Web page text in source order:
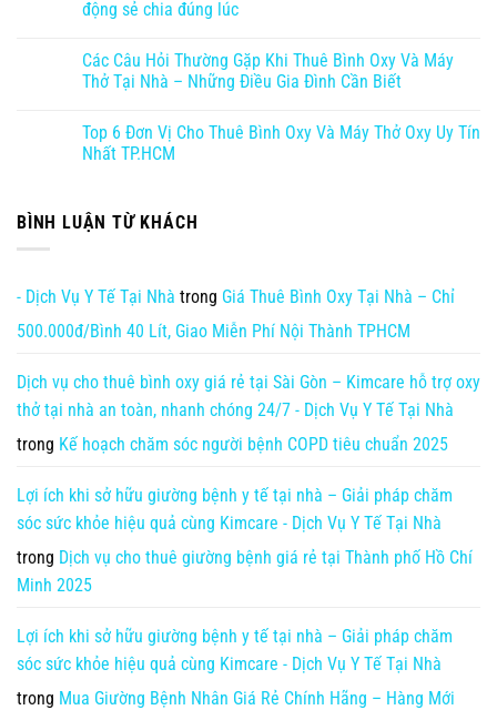
động sẻ chia đúng lúc
Các Câu Hỏi Thường Gặp Khi Thuê Bình Oxy Và Máy
Thở Tại Nhà – Những Điều Gia Đình Cần Biết
Top 6 Đơn Vị Cho Thuê Bình Oxy Và Máy Thở Oxy Uy Tín
Nhất TP.HCM
BÌNH LUẬN TỪ KHÁCH
- Dịch Vụ Y Tế Tại Nhà trong Giá Thuê Bình Oxy Tại Nhà – Chỉ
500.000đ/Bình 40 Lít, Giao Miễn Phí Nội Thành TPHCM
Dịch vụ cho thuê bình oxy giá rẻ tại Sài Gòn – Kimcare hỗ trợ oxy
thở tại nhà an toàn, nhanh chóng 24/7 - Dịch Vụ Y Tế Tại Nhà
trong Kế hoạch chăm sóc người bệnh COPD tiêu chuẩn 2025
Lợi ích khi sở hữu giường bệnh y tế tại nhà – Giải pháp chăm
sóc sức khỏe hiệu quả cùng Kimcare - Dịch Vụ Y Tế Tại Nhà
trong Dịch vụ cho thuê giường bệnh giá rẻ tại Thành phố Hồ Chí
Minh 2025
Lợi ích khi sở hữu giường bệnh y tế tại nhà – Giải pháp chăm
sóc sức khỏe hiệu quả cùng Kimcare - Dịch Vụ Y Tế Tại Nhà
trong Mua Giường Bệnh Nhân Giá Rẻ Chính Hãng – Hàng Mới